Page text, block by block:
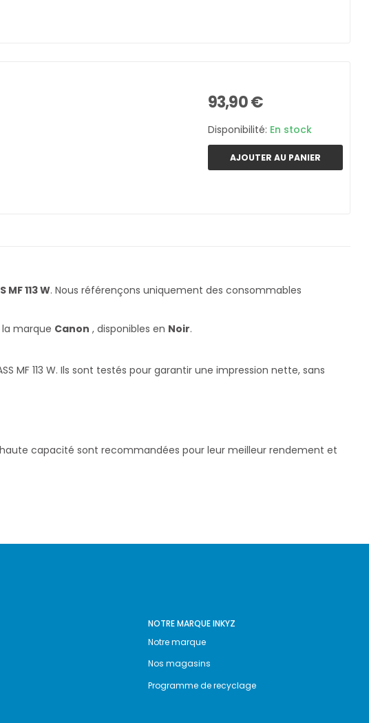
93,90 €
Disponibilité: En stock
AJOUTER AU PANIER
113 W. Nous référençons uniquement des consommables
la marque Canon , disponibles en Noir.
MF 113 W. Ils sont testés pour garantir une impression nette, sans
capacité sont recommandées pour leur meilleur rendement et
NOTRE MARQUE INKYZ
Notre marque
Nos magasins
Programme de recyclage